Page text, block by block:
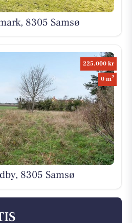
8305 Samsø
225.000 kr
0 m2
8305 Samsø